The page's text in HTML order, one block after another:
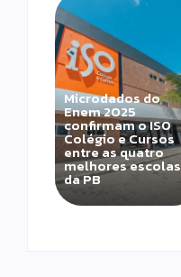
Microdados do
Enem 2025
confirmam o ISO
Colégio e Cursos
entre as quatro
melhores escolas
da PB